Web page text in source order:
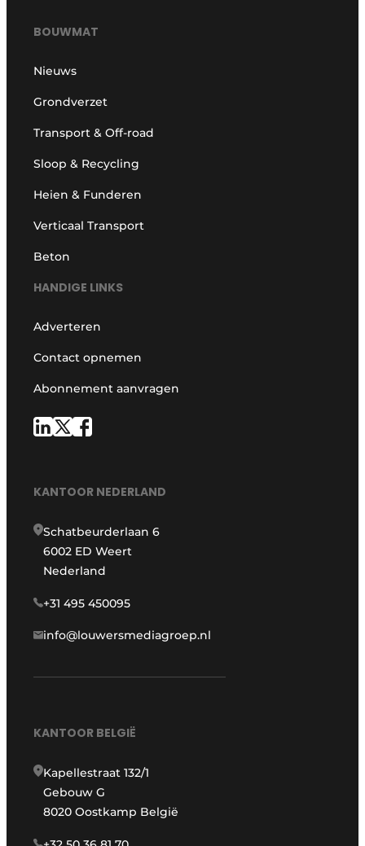
BOUWMAT
Nieuws
Grondverzet
Transport & Off-road
Sloop & Recycling
Heien & Funderen
Verticaal Transport
Beton
HANDIGE LINKS
Adverteren
Contact opnemen
Abonnement aanvragen
KANTOOR NEDERLAND
Schatbeurderlaan 6
6002 ED Weert
Nederland
+31 495 450095
info@louwersmediagroep.nl
KANTOOR BELGIË
Kapellestraat 132/1
Gebouw G
8020 Oostkamp België